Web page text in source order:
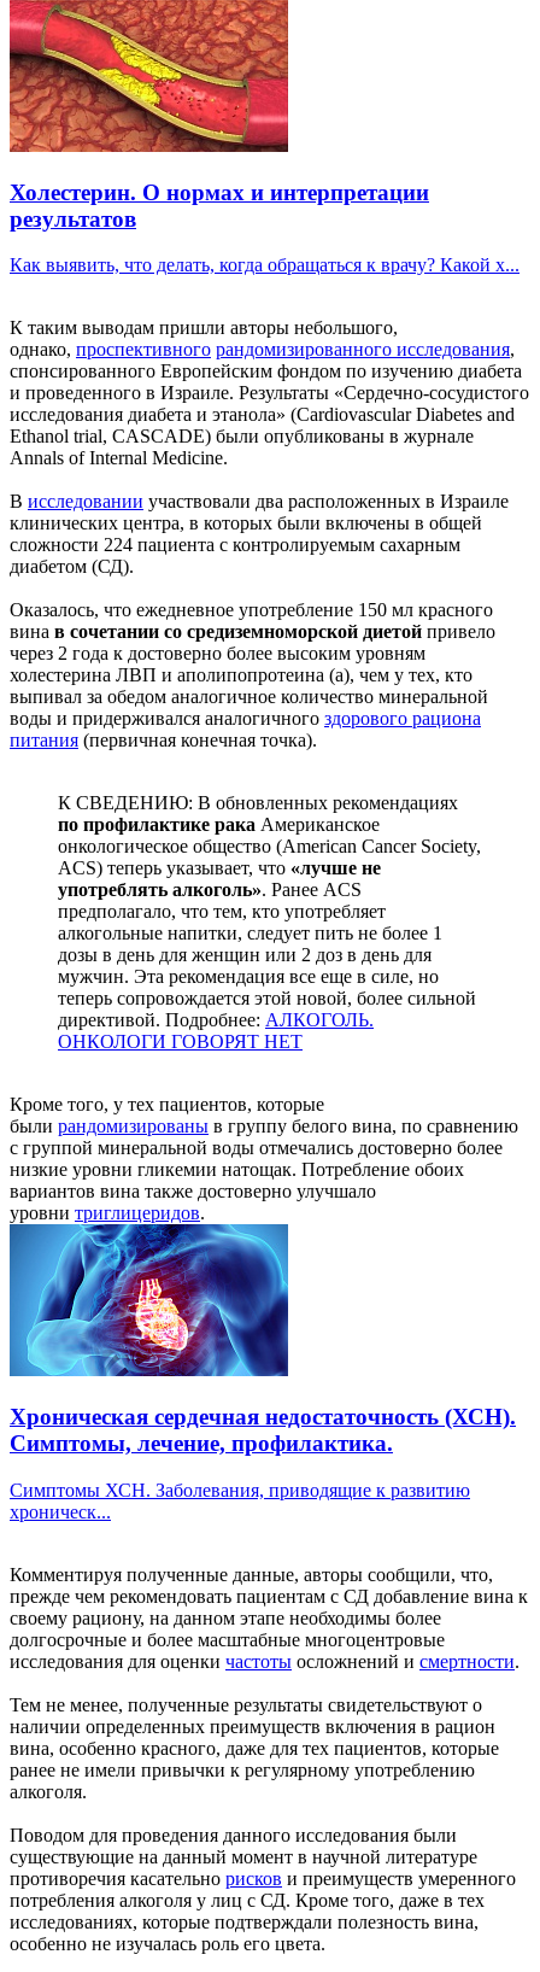
Холестерин. О нормах и интерпретации
результатов
Как выявить, что делать, когда обращаться к врачу? Какой х...
К таким выводам пришли авторы небольшого,
однако, проспективного рандомизированного исследования,
спонсированного Европейским фондом по изучению диабета
и проведенного в Израиле. Результаты «Сердечно-сосудистого
исследования диабета и этанола» (Cardiovascular Diabetes and
Ethanol trial, CASCADE) были опубликованы в журнале
Annals of Internal Medicine.
В исследовании участвовали два расположенных в Израиле
клинических центра, в которых были включены в общей
сложности 224 пациента с контролируемым сахарным
диабетом (СД).
Оказалось, что ежедневное употребление 150 мл красного
вина в сочетании со средиземноморской диетой привело
через 2 года к достоверно более высоким уровням
холестерина ЛВП и аполипопротеина (a), чем у тех, кто
выпивал за обедом аналогичное количество минеральной
воды и придерживался аналогичного здорового рациона
питания (первичная конечная точка).
К СВЕДЕНИЮ: В обновленных рекомендациях
по профилактике рака Американское
онкологическое общество (American Cancer Society,
ACS) теперь указывает, что «лучше не
употреблять алкоголь». Ранее ACS
предполагало, что тем, кто употребляет
алкогольные напитки, следует пить не более 1
дозы в день для женщин или 2 доз в день для
мужчин. Эта рекомендация все еще в силе, но
теперь сопровождается этой новой, более сильной
директивой. Подробнее: АЛКОГОЛЬ.
ОНКОЛОГИ ГОВОРЯТ НЕТ
Кроме того, у тех пациентов, которые
были рандомизированы в группу белого вина, по сравнению
с группой минеральной воды отмечались достоверно более
низкие уровни гликемии натощак. Потребление обоих
вариантов вина также достоверно улучшало
уровни триглицеридов.
Хроническая сердечная недостаточность (ХСН).
Симптомы, лечение, профилактика.
Симптомы ХСН. Заболевания, приводящие к развитию
хроническ...
Комментируя полученные данные, авторы сообщили, что,
прежде чем рекомендовать пациентам с СД добавление вина к
своему рациону, на данном этапе необходимы более
долгосрочные и более масштабные многоцентровые
исследования для оценки частоты осложнений и смертности.
Тем не менее, полученные результаты свидетельствуют о
наличии определенных преимуществ включения в рацион
вина, особенно красного, даже для тех пациентов, которые
ранее не имели привычки к регулярному употреблению
алкоголя.
Поводом для проведения данного исследования были
существующие на данный момент в научной литературе
противоречия касательно рисков и преимуществ умеренного
потребления алкоголя у лиц с СД. Кроме того, даже в тех
исследованиях, которые подтверждали полезность вина,
особенно не изучалась роль его цвета.